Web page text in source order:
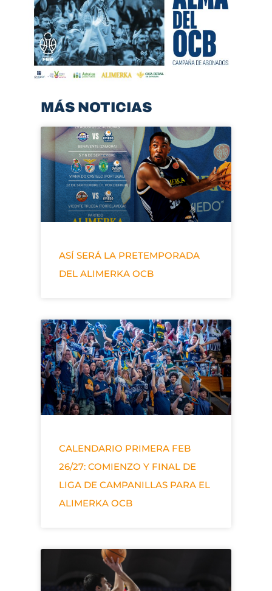
MÁS NOTICIAS
ASÍ SERÁ LA PRETEMPORADA
DEL ALIMERKA OCB
CALENDARIO PRIMERA FEB
26/27: COMIENZO Y FINAL DE
LIGA DE CAMPANILLAS PARA EL
ALIMERKA OCB